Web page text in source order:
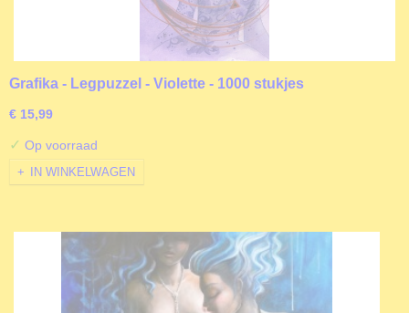
Grafika - Legpuzzel - Violette - 1000 stukjes
€ 15,99
✓ Op voorraad
IN WINKELWAGEN